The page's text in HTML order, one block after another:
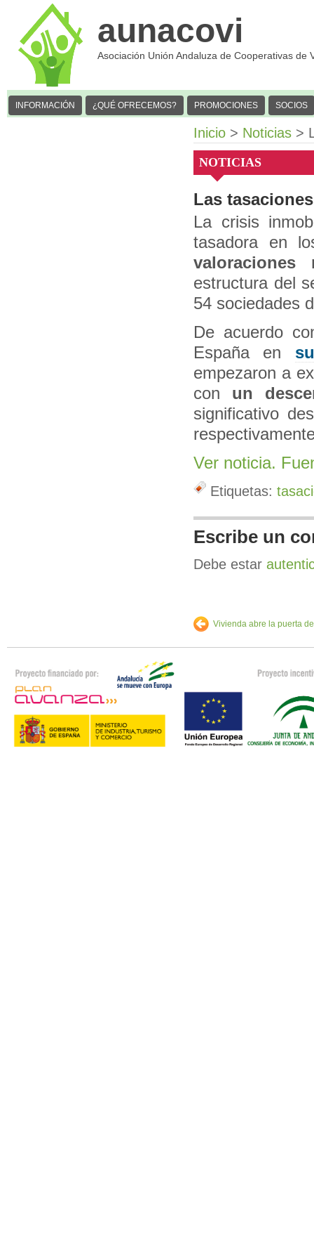
aunacovi
Asociación Unión Andaluza de Cooperativas de
INFORMACIÓN ¿QUÉ OFRECEMOS? PROMOCIONES SOCIOS
Inicio > Noticias >
NOTICIAS
Las
La crisis
tasadora en
valoraciones
estructura del
54 sociedades
De acuerdo
España en
empezaron a
con un
significativo
Ver noticia.
Etiquetas:
Escribe un
Debe estar
Vivienda abre la puerta